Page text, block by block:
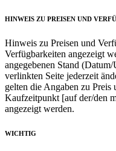
HINWEIS ZU PREISEN UND
Hinweis zu Preisen und
Verfügbarkeiten angezeigt
angegebenen Stand
verlinkten Seite jederzeit
gelten die Angaben zu
Kaufzeitpunkt [auf der/den
angezeigt werden.
WICHTIG